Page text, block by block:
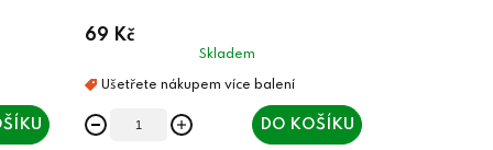
69 Kč
Skladem
DO KOŠÍKU